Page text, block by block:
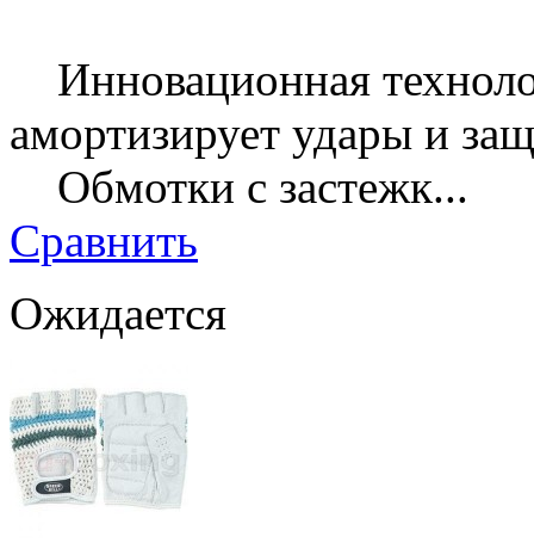
Инновационная
амортизирует удары и
Обмотки с застежк...
Сравнить
Ожидается